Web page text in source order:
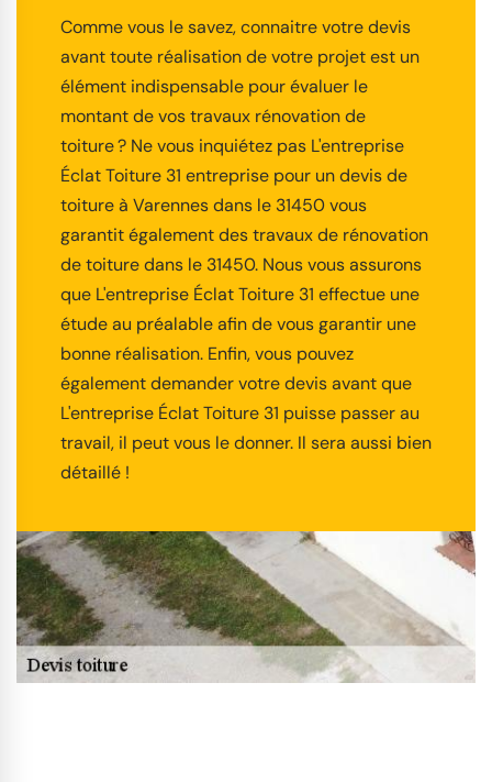
Comme vous le savez, connaitre votre devis
avant toute réalisation de votre projet est un
élément indispensable pour évaluer le
montant de vos travaux rénovation de
toiture ? Ne vous inquiétez pas L'entreprise
Éclat Toiture 31 entreprise pour un devis de
toiture à Varennes dans le 31450 vous
garantit également des travaux de rénovation
de toiture dans le 31450. Nous vous assurons
que L'entreprise Éclat Toiture 31 effectue une
étude au préalable afin de vous garantir une
bonne réalisation. Enfin, vous pouvez
également demander votre devis avant que
L'entreprise Éclat Toiture 31 puisse passer au
travail, il peut vous le donner. Il sera aussi bien
détaillé !